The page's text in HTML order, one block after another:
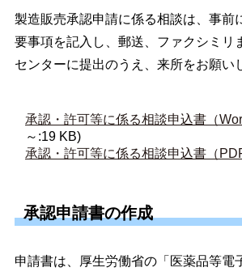
製造販売承認申請に係る相談は、事前
要事項を記入し、郵送、ファクシミリ
センターに提出のうえ、来所をお願い
承認・許可等に係る相談申込書（
～:19 KB)
承認・許可等に係る相談申込書（
承認申請書の作成
申請書は、厚生労働省の「医薬品等電